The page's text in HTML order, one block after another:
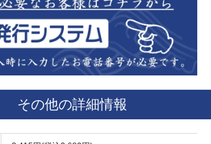
その他の詳細情報